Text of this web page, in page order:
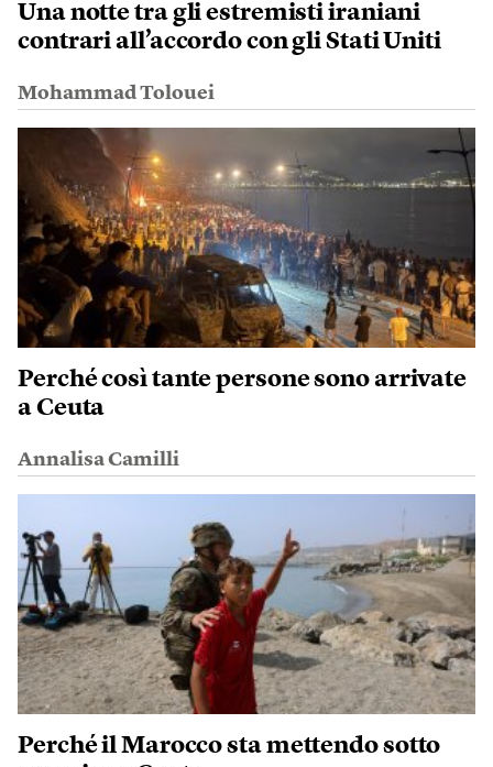
Una notte tra gli estremisti iraniani
contrari all’accordo con gli Stati Uniti
Mohammad Tolouei
Perché così tante persone sono arrivate
a Ceuta
Annalisa Camilli
Perché il Marocco sta mettendo sotto